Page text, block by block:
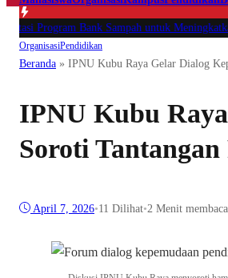
Bank Sampah untuk Meningkatkan
OrganisasiPendidikan
Beranda » IPNU Kubu Raya Gelar Dialog
IPNU Kubu
Soroti
April 7, 2026•11 Dilihat•2 Menit membaca